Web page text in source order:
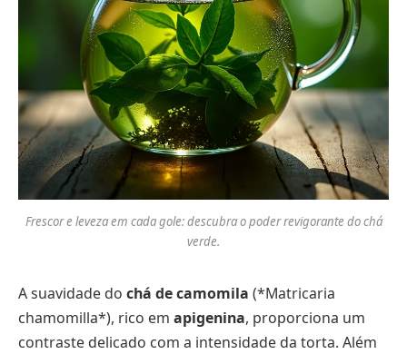
Frescor e leveza em cada gole: descubra o poder revigorante do chá
verde.
A suavidade do chá de camomila (*Matricaria
chamomilla*), rico em apigenina, proporciona um
contraste delicado com a intensidade da torta. Além